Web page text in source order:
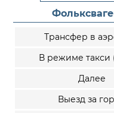
Трансфер в
В режиме такси
Далее
Выезд за